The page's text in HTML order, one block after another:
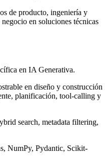
de producto, ingeniería y
en soluciones técnicas
en IA Generativa.
en diseño y construcción
planificación, tool-calling y
search, metadata filtering,
NumPy, Pydantic, Scikit-